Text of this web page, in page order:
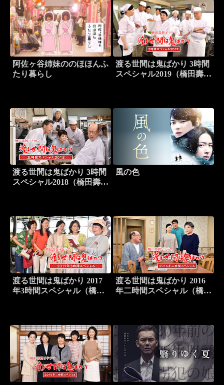
阿佐ヶ谷姉妹ののほほんふ
たり暮らし
渡る世間は鬼ばかり 3時間
スペシャル2019（橋田壽賀
渡る世間は鬼ばかり 3時間
スペシャル2018（橋田壽賀
風の色
渡る世間は鬼ばかり 2017
年3時間スペシャル（橋田
渡る世間は鬼ばかり 2016
年二時間スペシャル（橋田